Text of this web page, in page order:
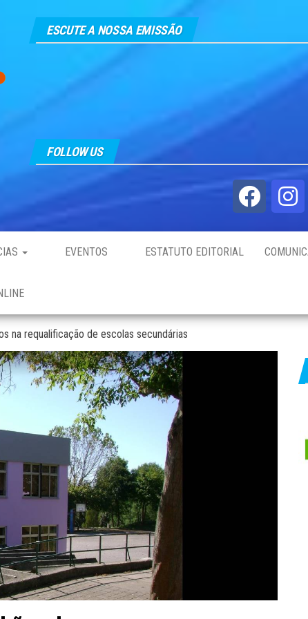
ESCUTE A NOSSA EMISSÃO
FOLLOW US
EVENTOS ESTATUTO EDITORIAL
na requalificação de escolas secundárias